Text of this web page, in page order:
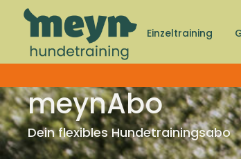
Einzeltraining
meynAbo
Dein flexibles Hundetrainingsabo